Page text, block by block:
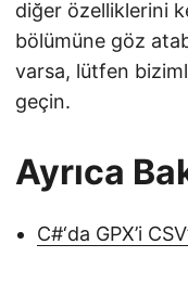
diğer özelliklerini
bölümüne göz
varsa, lütfen
geçin.
Ayrıca
C#‘da GPX’i